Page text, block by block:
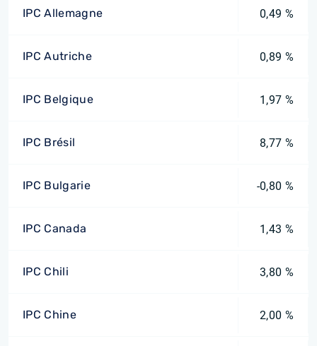
IPC Allemagne 0,49 %
IPC Autriche 0,89 %
IPC Belgique 1,97 %
IPC Brésil 8,77 %
IPC Bulgarie -0,80 %
IPC Canada 1,43 %
IPC Chili 3,80 %
IPC Chine 2,00 %